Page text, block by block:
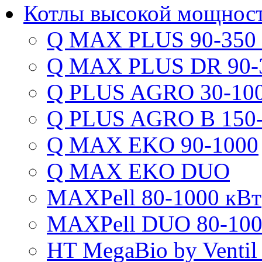
Котлы высокой
Q MAX PLUS 90-350
Q MAX PLUS DR
Q PLUS AGRO 30-
Q PLUS AGRO B
Q MAX EKO 90-1000
Q MAX EKO DUO
MAXPell 80-1000 кВт
MAXPell DUO 80-
HT MegaBio by